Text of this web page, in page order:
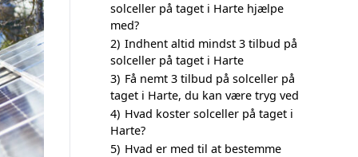
solceller på taget i Harte hjælpe
med?
2) Indhent altid mindst 3 tilbud på
solceller på taget i Harte
3) Få nemt 3 tilbud på solceller på
taget i Harte, du kan være tryg ved
4) Hvad koster solceller på taget i
Harte?
5) Hvad er med til at bestemme